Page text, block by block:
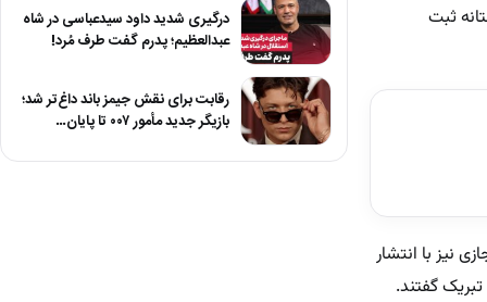
ثبت
نیز با انتشار
گفتند.
درگیری شدید داود سیدعباسی در شاه
عبدالعظیم؛ پدرم گفت طرف مُرد!
رقابت برای نقش جیمز باند داغ‌تر شد؛
بازیگر جدید مأمور ۰۰۷ تا پایان…